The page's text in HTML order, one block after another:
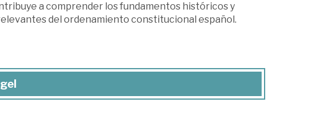
a comprender los fundamentos históricos y
del ordenamiento constitucional español.